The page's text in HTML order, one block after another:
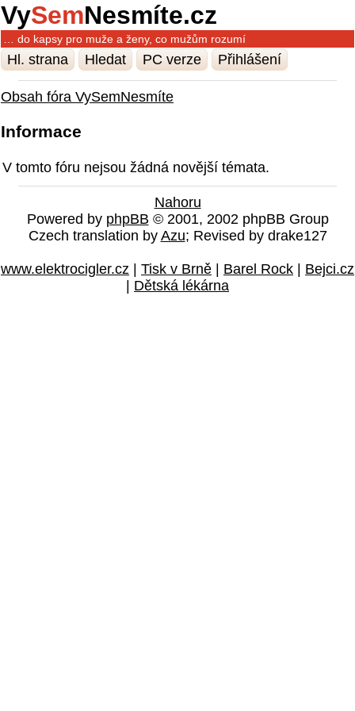
VySemNesmíte.cz
… do kapsy pro muže a ženy, co mužům rozumí
Hl. strana Hledat PC verze Přihlášení
Obsah fóra VySemNesmíte
Informace
V tomto fóru nejsou žádná novější témata.
Nahoru
Powered by phpBB © 2001, 2002 phpBB Group
Czech translation by Azu; Revised by drake127
www.elektrocigler.cz Tisk v Brně Barel Rock
Bejci.cz
Dětská lékárna